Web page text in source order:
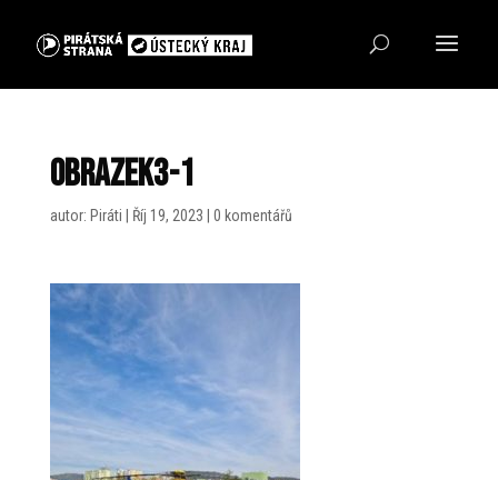
Obrazek3-1
autor: Piráti Říj 19, 2023 0 komentářů